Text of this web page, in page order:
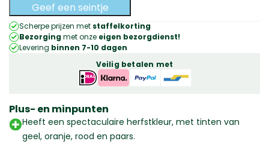
Geef een seintje
Scherpe prijzen met staffelkorting
Bezorgingmet onze eigen bezorgdienst!
Levering binnen 7-10 dagen
Veilig betalen met
Plus- en minpunten
Heeft een spectaculaire herfstkleur, met tinten van
geel, oranje, rood en paars.